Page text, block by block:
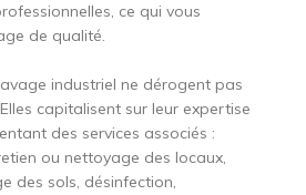
ce qui vous
de qualité.
industriel ne dérogent pas
capitalisent sur leur expertise
des services associés :
ou nettoyage des locaux,
des sols, désinfection,